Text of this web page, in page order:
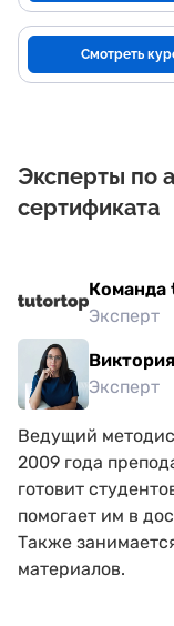
Смотреть
Эксперты по
сертификата
Эксперт
Эксперт
Ведущий
2009 года
готовит
помогает им в
Также
материалов.